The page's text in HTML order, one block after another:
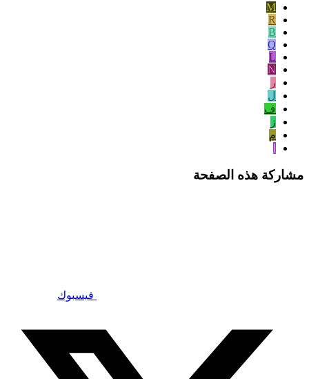
M
R
B
Q
L
N
ر
ل
ف
ز
م
مشاركة هذه الصفحة
فيسبوك